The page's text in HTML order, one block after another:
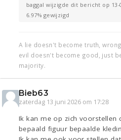
baggal wijzigde dit bericht op 13-
6.97% gewijzigd
A lie doesn't become truth,
evil doesn't become good, just
majority.
Bieb63
zaterdag 13 juni 2026 om 17:28
Ik kan me op zich voorstellen
bepaald figuur bepaalde